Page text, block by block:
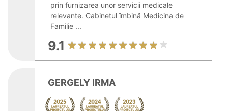
prin furnizarea unor servicii medicale
relevante. Cabinetul îmbină Medicina de
Familie ...
9.1
GERGELY IRMA